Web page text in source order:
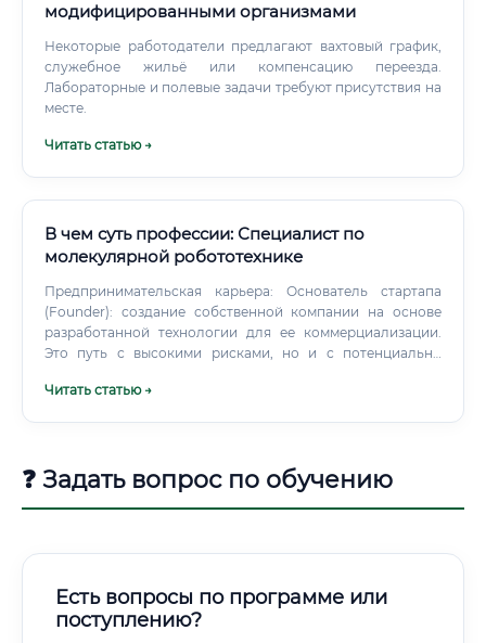
модифицированными организмами
Некоторые работодатели предлагают вахтовый график,
служебное жильё или компенсацию переезда.
Лабораторные и полевые задачи требуют присутствия на
месте.
Читать статью →
В чем суть профессии: Специалист по
молекулярной робототехнике
Предпринимательская карьера: Основатель стартапа
(Founder): создание собственной компании на основе
разработанной технологии для ее коммерциализации.
Это путь с высокими рисками, но и с потенциально
сфере напрямую зависит от научных достижений:
Читать статью →
❓ Задать вопрос по обучению
Есть вопросы по программе или
поступлению?